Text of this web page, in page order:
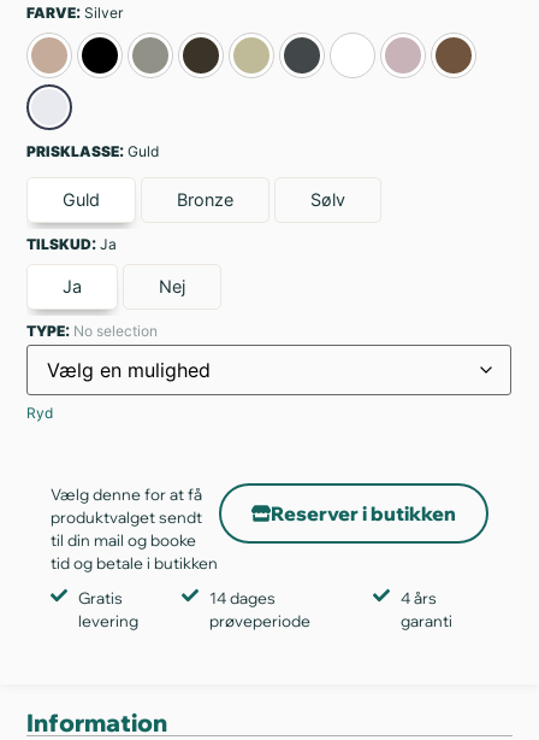
FARVE: Silver
PRISKLASSE: Guld
Guld Bronze Sølv
TILSKUD: Ja
Ja Nej
TYPE: No selection
Ryd
Reserver i butikken
Vælg denne for at få
produktvalget sendt
til din mail og booke
tid og betale i butikken
Gratis
levering
14 dages
prøveperiode
4 års
garanti
Information